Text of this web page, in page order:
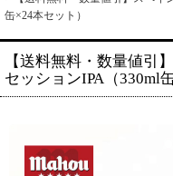
缶×24本セット）
【送料無料・数量値引
セッションIPA（330ml